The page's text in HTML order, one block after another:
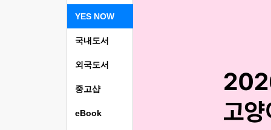
YES NOW
국내도서
외국도서
중고샵
eBook